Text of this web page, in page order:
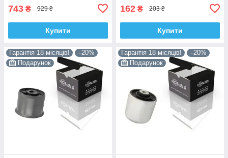
743 ₴ 929 ₴
Купити
162 ₴ 203 ₴
Купити
Гарантія 18 місяців!
–20%
Подарунок
Гарантія 18 місяців!
–20%
Подарунок